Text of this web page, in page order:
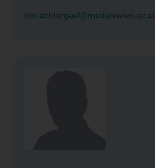
tim.achtergael@meduniwien.ac.at